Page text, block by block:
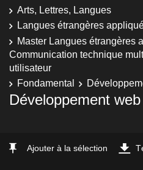
Arts, Lettres, Langues
Langues étrangères
Master Langues étrangères
Communication technique
utilisateur
Fondamental
Développement web
Ajouter à la sélection